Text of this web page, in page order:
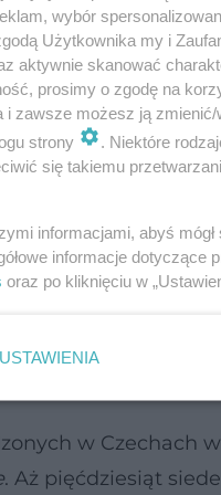
mówią badania?
otóż
we Francji,
ujawniła
wielkość
zastosowaniu
słowy,
w Czechach
. Aż pięćdziesiąt
wybór
Użytkownika my i
aktywnie skanować
prosimy o zgodę na
i zawsze możesz ją
strony
. Niektóre
się takiemu
informacjami, abyś
informacje dotyczące
oraz po kliknięciu w
USTAWIENIA